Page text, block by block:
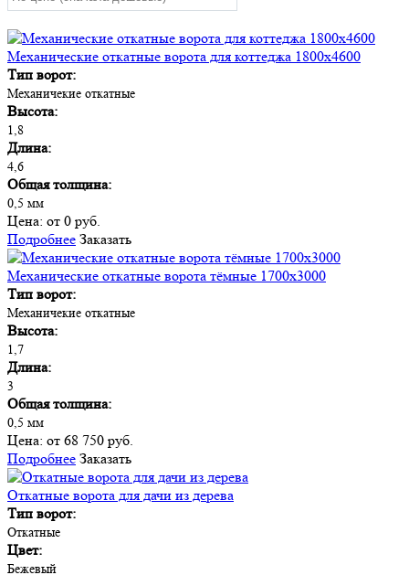
Механические откатные ворота для коттеджа 1800х4600
Тип ворот:
Механичекие откатные
Высота:
1,8
Длина:
4,6
Общая толщина:
0,5 мм
Цена: от 0 руб.
Подробнее Заказать
Механические откатные ворота тёмные 1700х3000
Тип ворот:
Механичекие откатные
Высота:
1,7
Длина:
3
Общая толщина:
0,5 мм
Цена: от 68 750 руб.
Подробнее Заказать
Откатные ворота для дачи из дерева
Тип ворот:
Откатные
Цвет:
Бежевый